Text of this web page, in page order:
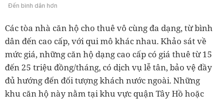
Đến bình dân hơn
Các tòa nhà căn hộ cho thuê vô cùng đa dạng, từ bình
dân đến cao cấp, với qui mô khác nhau. Khảo sát về
mức giá, những căn hộ dạng cao cấp có giá thuê từ 15
đến 25 triệu đồng/tháng, có dịch vụ lễ tân, bảo vệ đầy
đủ hướng đến đối tượng khách nước ngoài. Những
khu căn hộ này nằm tại khu vực quận Tây Hồ hoặc